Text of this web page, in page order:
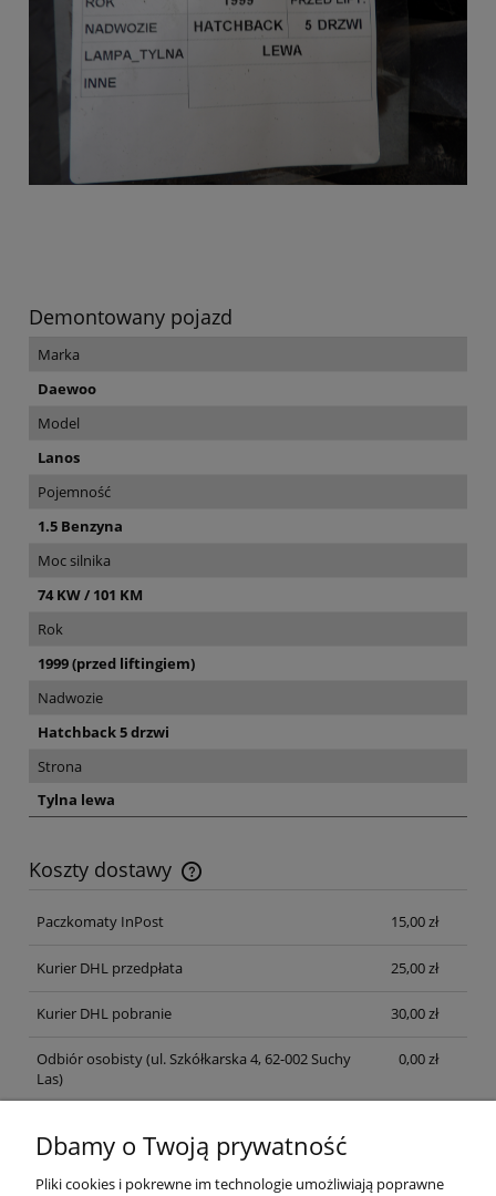
Demontowany pojazd
Marka
Daewoo
Model
Lanos
Pojemność
1.5 Benzyna
Moc silnika
74 KW / 101 KM
Rok
1999 (przed liftingiem)
Nadwozie
Hatchback 5 drzwi
Strona
Tylna lewa
Koszty dostawy
Cena nie zawiera ewentualnych kosztów płatności
Paczkomaty InPost
15,00 zł
Kurier DHL przedpłata 25,00 zł
Kurier DHL pobranie 30,00 zł
Odbiór osobisty(ul. Szkółkarska 4, 62-002 Suchy
Las)
0,00 zł
Gwarancja rozruchowa: 14 dni
Dbamy o Twoją prywatność
Pliki cookies i pokrewne im technologie umożliwiają poprawne